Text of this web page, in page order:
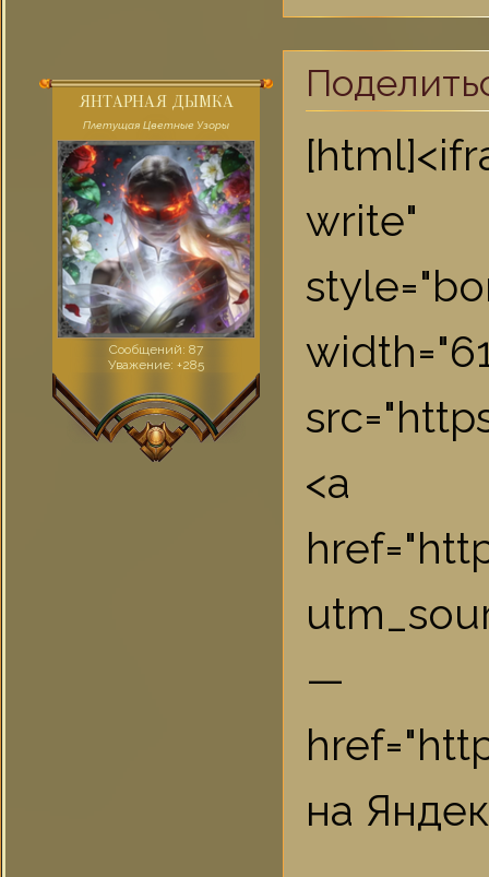
ЯНТАРНАЯ ДЫМКА
Плетущая Цветные Узоры
Сообщений: 87
Уважение: +285
write"
<a
на